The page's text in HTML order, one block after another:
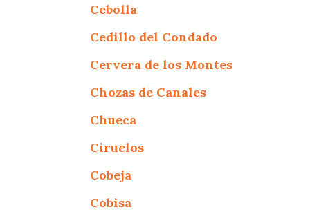
Cebolla
Cedillo del Condado
Cervera de los Montes
Chozas de Canales
Chueca
Ciruelos
Cobeja
Cobisa